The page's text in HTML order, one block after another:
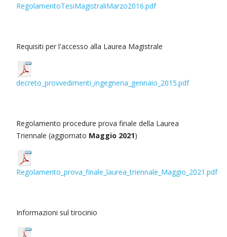
RegolamentoTesiMagistraliMarzo2016.pdf
Requisiti per l'accesso alla Laurea Magistrale
decreto_provvedimenti_ingegneria_gennaio_2015.pdf
Regolamento procedure prova finale della Laurea
Triennale (aggiornato Maggio 2021)
Regolamento_prova_finale_laurea_triennale_Maggio_2021.pdf
Informazioni sul tirocinio